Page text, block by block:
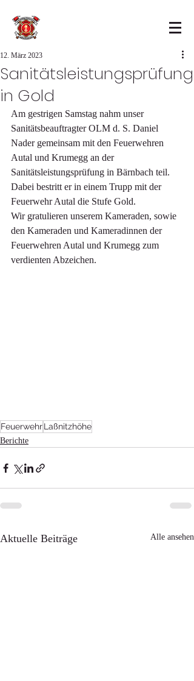
Sanitätsleistungsprüfung
in Gold
12. März 2023
Am gestrigen Samstag nahm unser
Sanitätsbeauftragter OLM d. S. Daniel
Nader gemeinsam mit den Feuerwehren
Autal und Krumegg an der
Sanitätsleistungsprüfung in Bärnbach teil.
Dabei bestritt er in einem Trupp mit der
Feuerwehr Autal die Stufe Gold.
Wir gratulieren unserem Kameraden, sowie
den Kameraden und Kameradinnen der
Feuerwehren Autal und Krumegg zum
verdienten Abzeichen.
FeuerwehrLaßnitzhöhe
Berichte
Aktuelle Beiträge Alle ansehen